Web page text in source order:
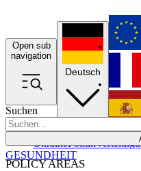
Open sub
navigation
Suchen
POLICY AREAS
UkrainePolitik
Deutsch
GESUNDHEIT